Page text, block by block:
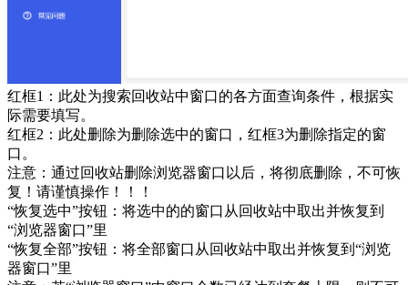
红框1：此处为搜索回收站中窗口的各方面查询条件，根据实
际需要填写。
红框2：此处删除为删除选中的窗口，红框3为删除指定的窗
口。
注意：通过回收站删除浏览器窗口以后，将彻底删除，不可恢
复！请谨慎操作！！！
“恢复选中”按钮：将选中的的窗口从回收站中取出并恢复到
“浏览器窗口”里
“恢复全部”按钮：将全部窗口从回收站中取出并恢复到“浏览
器窗口”里